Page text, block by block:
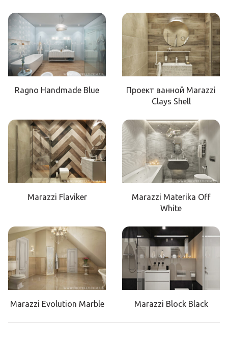
Ragno Handmade Blue
Проект ванной Marazzi
Clays Shell
Marazzi Flaviker
Marazzi Materika Off
White
Marazzi Evolution Marble Marazzi Block Black